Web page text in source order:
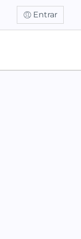
Entrar